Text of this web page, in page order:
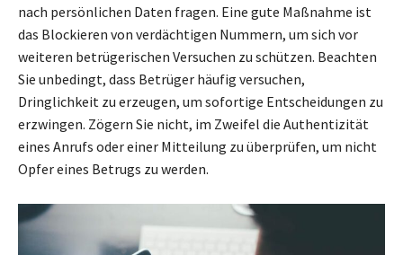
nach persönlichen Daten fragen. Eine gute Maßnahme ist
das Blockieren von verdächtigen Nummern, um sich vor
weiteren betrügerischen Versuchen zu schützen. Beachten
Sie unbedingt, dass Betrüger häufig versuchen,
Dringlichkeit zu erzeugen, um sofortige Entscheidungen zu
erzwingen. Zögern Sie nicht, im Zweifel die Authentizität
eines Anrufs oder einer Mitteilung zu überprüfen, um nicht
Opfer eines Betrugs zu werden.